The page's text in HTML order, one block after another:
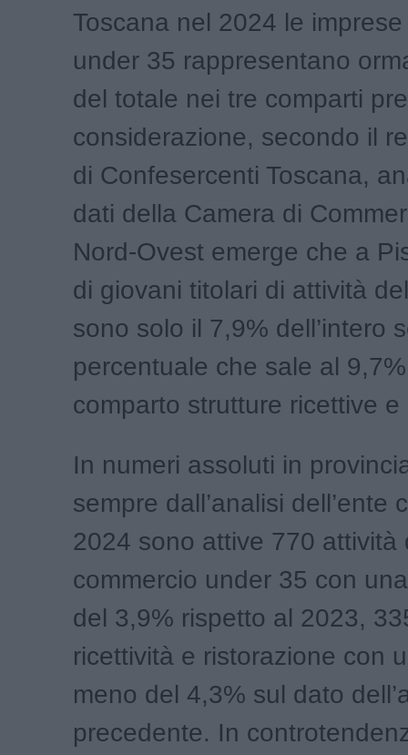
Toscana nel 2024 le
under 35 rappresentano
del totale nei tre comparti
considerazione, secondo il
di Confesercenti Toscana,
dati della Camera di
Nord-Ovest emerge che a
di giovani titolari di attività
sono solo il 7,9% dell’intero
percentuale che sale al
comparto strutture ricettive
In numeri assoluti in
sempre dall’analisi dell’ente
2024 sono attive 770 attività
commercio under 35 con
del 3,9% rispetto al 2023,
ricettività e ristorazione con
meno del 4,3% sul dato
precedente. In